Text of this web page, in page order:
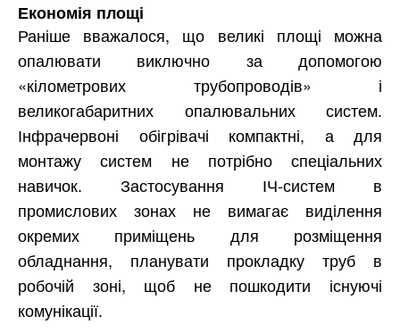
Економія площі
Раніше вважалося, що великі площі можна
опалювати виключно за допомогою
«кілометрових трубопроводів» і
великогабаритних опалювальних систем.
Інфрачервоні обігрівачі компактні, а для
монтажу систем не потрібно спеціальних
навичок. Застосування ІЧ-систем в
промислових зонах не вимагає виділення
окремих приміщень для розміщення
обладнання, планувати прокладку труб в
робочій зоні, щоб не пошкодити існуючі
комунікації.